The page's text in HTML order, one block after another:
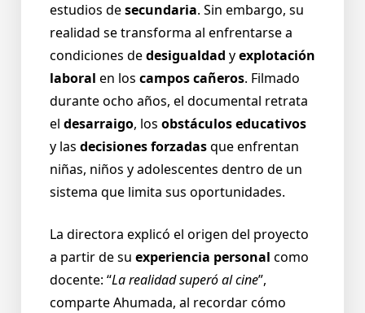
estudios desecundaria. Sin embargo, su
realidad se transforma al enfrentarse a
condiciones dedesigualdad yexplotación
laboral en los campos cañeros. Filmado
durante ocho años, el documental retrata
el desarraigo, los obstáculos educativos
y las decisiones forzadasque enfrentan
niñas, niños y adolescentes dentro de un
sistema que limita sus oportunidades.
La directora explicó el origen del proyecto
a partir de su experiencia personal como
docente: “La realidad superó al cine”,
comparte Ahumada, al recordar cómo